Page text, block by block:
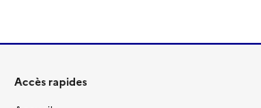
Accès rapides